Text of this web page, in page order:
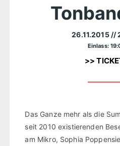
26.11.2015 //
Einlass:
>>
Das Ganze mehr als die
seit 2010 existierenden
am Mikro, Sophia